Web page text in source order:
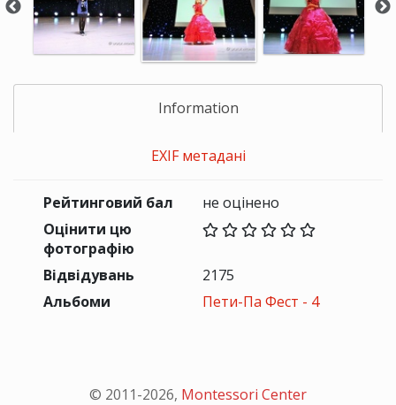
Information
EXIF метадані
Рейтинговий бал
не оцінено
Оцінити цю
фотографію
Відвідувань
2175
Альбоми
Пети-Па Фест - 4
© 2011-2026, Montessori Center